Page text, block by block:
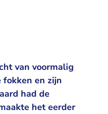
van voormalig
fokken en zijn
had de
het eerder